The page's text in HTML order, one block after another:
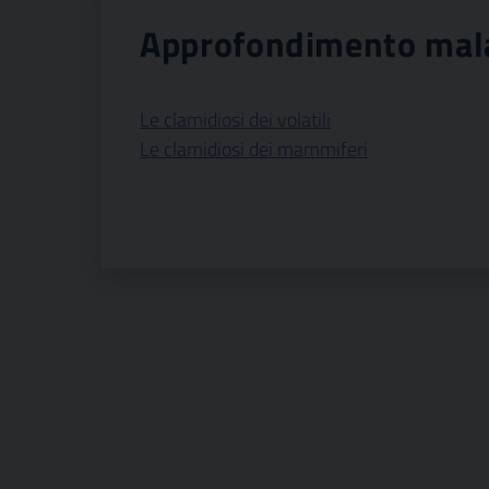
Approfondimento
Le clamidiosi dei volatili
Le clamidiosi dei mammiferi